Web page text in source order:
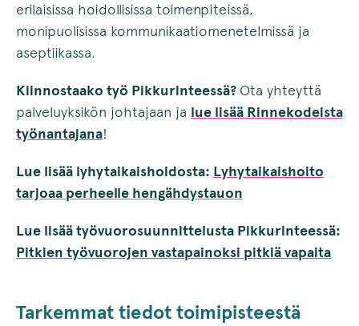
erilaisissa hoidollisissa toimenpiteissä,
monipuolisissa kommunikaatiomenetelmissä ja
aseptiikassa.
Kiinnostaako työ Pikkurinteessä? Ota yhteyttä
palveluyksikön johtajaan ja lue lisää Rinnekodeista
työnantajana!
Lue lisää lyhytaikaishoidosta: Lyhytaikaishoito
tarjoaa perheelle hengähdystauon
Lue lisää työvuorosuunnittelusta Pikkurinteessä:
Pitkien työvuorojen vastapainoksi pitkiä vapaita
Tarkemmat tiedot toimipisteestä